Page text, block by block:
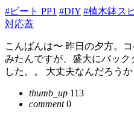
#ビート PP1 #DIY #植木鉢ス
対応蓋
こんばんは〜 昨日の夕方。
みたんですが、盛大にバック
した。。 大丈夫なんだろう
thumb_up 113
comment0